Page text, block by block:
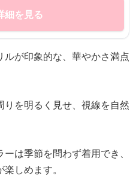
細を見る
が印象的な、華やかさ満点
を明るく見せ、視線を自然
は季節を問わず着用でき、
しめます。